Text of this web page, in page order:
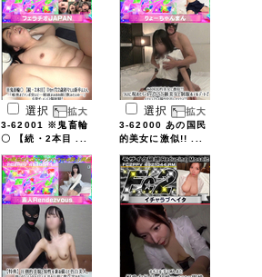
選択
3-62001 ※鬼畜輪
〇 【続・2本目 ...
選択
3-62000 あの国民
的美女に激似!! ...